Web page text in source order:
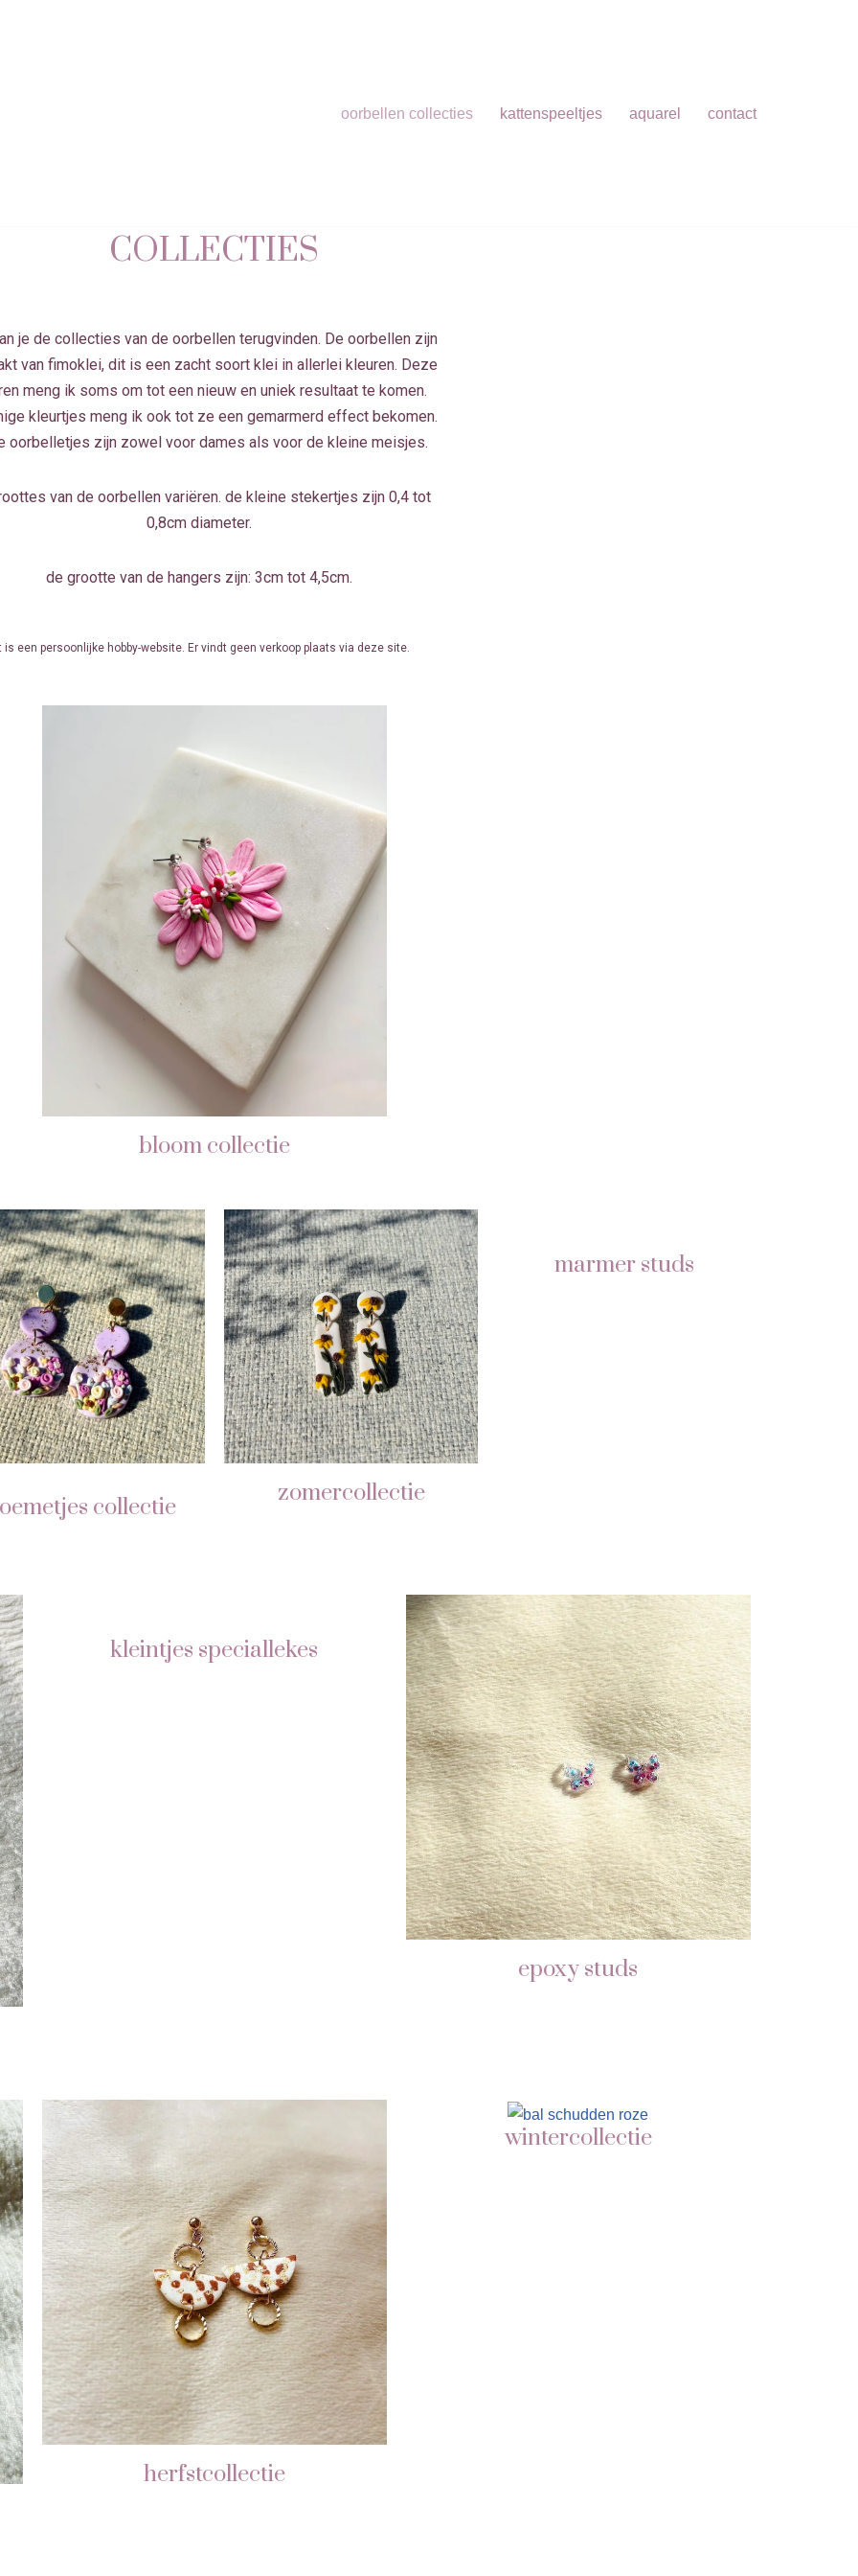
oorbellen collecties kattenspeeltjes aquarel contact
COLLECTIES
je de collecties van de oorbellen terugvinden. De oorbellen zijn
van fimoklei, dit is een zacht soort klei in allerlei kleuren. Deze
meng ik soms om tot een nieuw en uniek resultaat te komen.
kleurtjes meng ik ook tot ze een gemarmerd effect bekomen.
oorbelletjes zijn zowel voor dames als voor de kleine meisjes.
van de oorbellen variëren. de kleine stekertjes zijn 0,4 tot
0,8cm diameter.
de grootte van de hangers zijn: 3cm tot 4,5cm.
is een persoonlijke hobby-website. Er vindt geen verkoop plaats via deze site.
bloom collectie
collectie zomercollectie​
marmer studs
kleintjes speciallekes
epoxy studs
herfstcollectie
wintercollectie